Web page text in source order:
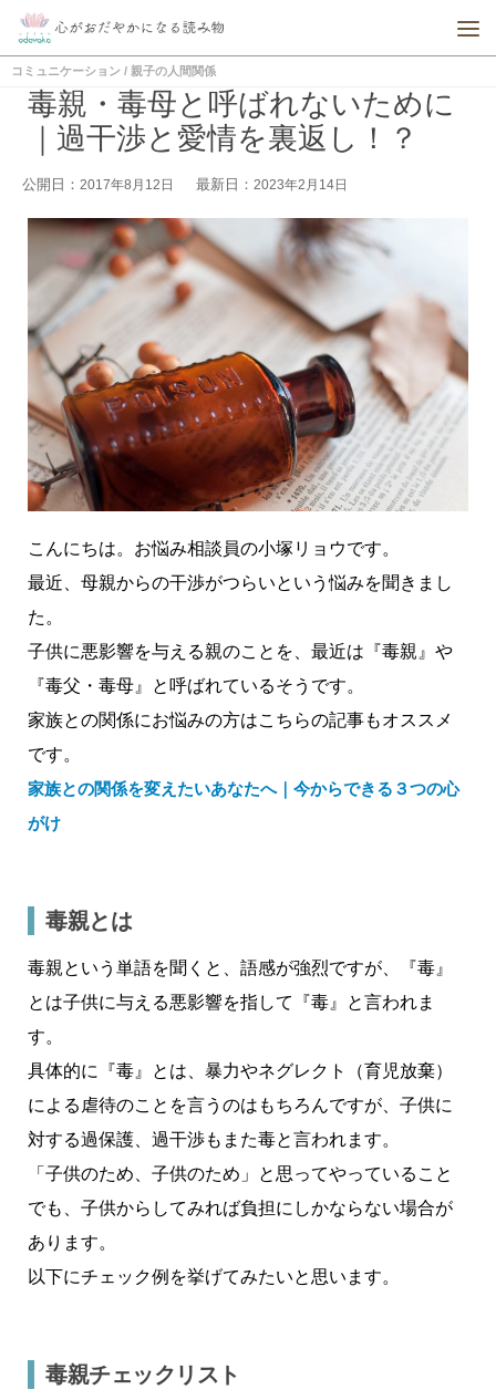
コミュニケーション / 親子の人間関係
毒親・毒母と呼ばれないために
｜過干渉と愛情を裏返し！？
公開日： 2017年8月12日 最新日： 2023年2月14日
こんにちは。お悩み相談員の小塚リョウです。
最近、母親からの干渉がつらいという悩みを聞きまし
た。
子供に悪影響を与える親のことを、最近は『毒親』や
『毒父・毒母』と呼ばれているそうです。
家族との関係にお悩みの方はこちらの記事もオススメ
です。
家族との関係を変えたいあなたへ｜今からできる３つの心
がけ
毒親とは
毒親という単語を聞くと、語感が強烈ですが、『毒』
とは子供に与える悪影響を指して『毒』と言われま
す。
具体的に『毒』とは、暴力やネグレクト（育児放棄）
による虐待のことを言うのはもちろんですが、子供に
対する過保護、過干渉もまた毒と言われます。
「子供のため、子供のため」と思ってやっていること
でも、子供からしてみれば負担にしかならない場合が
あります。
以下にチェック例を挙げてみたいと思います。
毒親チェックリスト